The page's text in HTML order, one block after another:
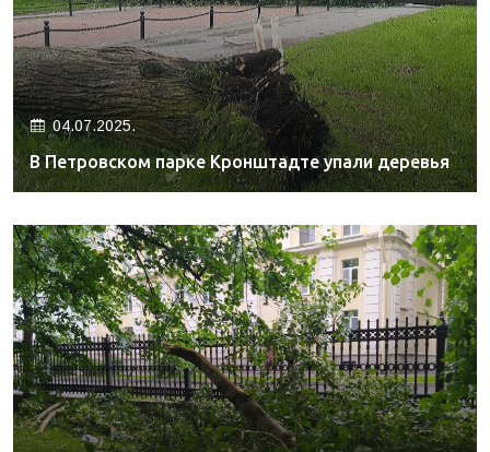
04.07.2025.
В Петровском парке Кронштадте упали деревья